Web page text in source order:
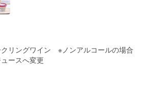
クリングワイン ※ノンアルコールの場合
ースへ変更